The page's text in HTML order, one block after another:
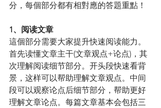
分，每個部分都有相對應的答題重點！
1、阅读文章
這個部分需要大家提升快速阅读能力。
首先读懂文章主干(文章观点+论点)，其
次理解阅读细节部分。开头段快速看背
景，这样可以帮助理解文章观点。中间
段可以观察论点后细节部分，帮助更好
理解文章论点。每篇文章基本会包括三